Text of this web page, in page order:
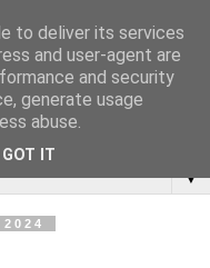
▼
to deliver its services
and user-agent are
and security
generate usage
abuse.
GOT IT